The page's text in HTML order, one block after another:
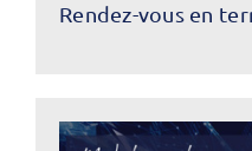
Rendez-vous en